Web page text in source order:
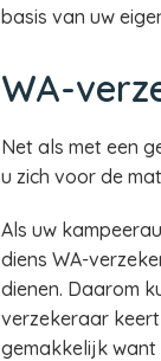
basis van uw
WA-
Net als met een
u zich voor de
Als uw
diens WA-
dienen. Daarom
verzekeraar
gemakkelijk want